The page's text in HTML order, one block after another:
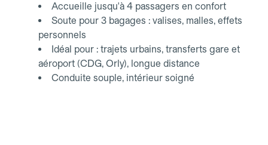
Accueille jusqu'à 4 passagers en confort
Soute pour 3 bagages : valises, malles, effets
personnels
Idéal pour : trajets urbains, transferts gare et
aéroport (CDG, Orly), longue distance
Conduite souple, intérieur soigné